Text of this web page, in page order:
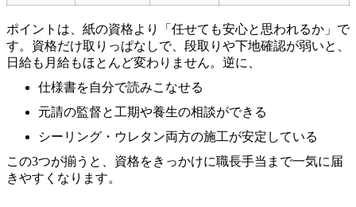
ポイントは、紙の資格より「任せても安心と思われるか」で
す。資格だけ取りっぱなしで、段取りや下地確認が弱いと、
日給も月給もほとんど変わりません。逆に、
仕様書を自分で読みこなせる
元請の監督と工期や養生の相談ができる
シーリング・ウレタン両方の施工が安定している
この3つが揃うと、資格をきっかけに職長手当まで一気に届
きやすくなります。